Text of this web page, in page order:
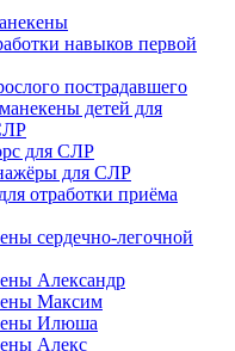
навыков первой
пострадавшего
детей для
для СЛР
для СЛР
отработки приёма
сердечно-легочной
Александр
Максим
Илюша
Алекс